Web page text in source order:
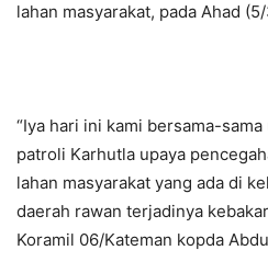
lahan masyarakat, pada Ahad
“Iya hari ini kami bersama-
patroli Karhutla upaya
lahan masyarakat yang ada di
daerah rawan terjadinya
Koramil 06/Kateman kopda